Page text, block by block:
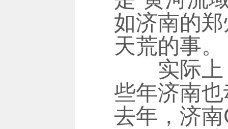
如济南的
天荒的事。
实际上，
些年济南
去年，济